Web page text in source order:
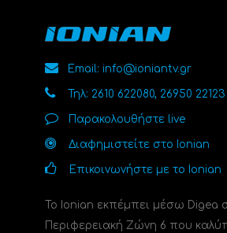
Email: info@ioniantv.gr
Τηλ: 2610 622080, 26950 22123
Παρακολουθήστε live
Διαφημιστείτε στο Ionian
Επικοινωνήστε με το Ionian
Το Ionian εκπέμπει μέσω Digea
Περιφερειακή Ζώνη 6 που